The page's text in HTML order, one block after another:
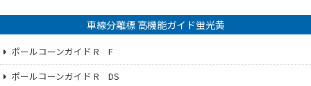
車線分離標 高機能ガイド蛍光黄
ポールコーンガイド R F
ポールコーンガイド R DS